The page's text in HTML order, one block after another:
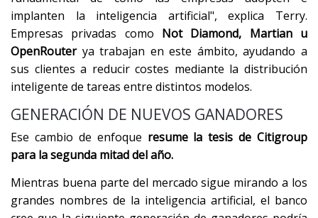
implanten la inteligencia artificial", explica Terry.
Empresas privadas como Not Diamond, Martian u
OpenRouterya trabajan en este ámbito, ayudando a
sus clientes a reducir costes mediante la distribución
inteligente de tareas entre distintos modelos.
GENERACIÓN DE NUEVOS GANADORES
Ese cambio de enfoque resume la tesis de Citigroup
para la segunda mitad del año.
Mientras buena parte del mercado sigue mirando a los
grandes nombres de la inteligencia artificial, el banco